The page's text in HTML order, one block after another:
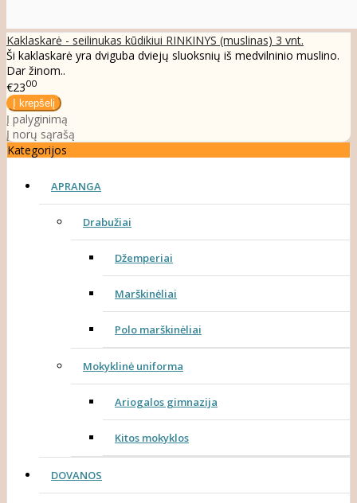
Kaklaskarė - seilinukas kūdikiui RINKINYS (muslinas) 3 vnt.
Ši kaklaskarė yra dviguba dviejų sluoksnių iš medvilninio muslino.
Dar žinom..
€2300
Į palyginimą
Į norų sąrašą
Kategorijos
APRANGA
Drabužiai
Džemperiai
Marškinėliai
Polo marškinėliai
Mokyklinė uniforma
Ariogalos gimnazija
Kitos mokyklos
DOVANOS